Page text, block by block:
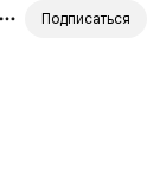
Подписаться